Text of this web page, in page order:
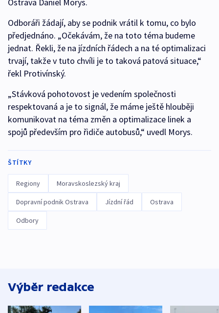
Ostrava Daniel Morys.
Odboráři žádají, aby se podnik vrátil k tomu, co bylo
předjednáno. „Očekávám, že na toto téma budeme
jednat. Řekli, že na jízdních řádech a na té optimalizaci
trvají, takže v tuto chvíli je to taková patová situace,“
řekl Protivínský.
„Stávková pohotovost je vedením společnosti
respektovaná a je to signál, že máme ještě hlouběji
komunikovat na téma změn a optimalizace linek a
spojů především pro řidiče autobusů,“ uvedl Morys.
ŠTÍTKY
Regiony Moravskoslezský kraj
Dopravní podnik Ostrava Jízdní řád Ostrava
Odbory
Výběr redakce